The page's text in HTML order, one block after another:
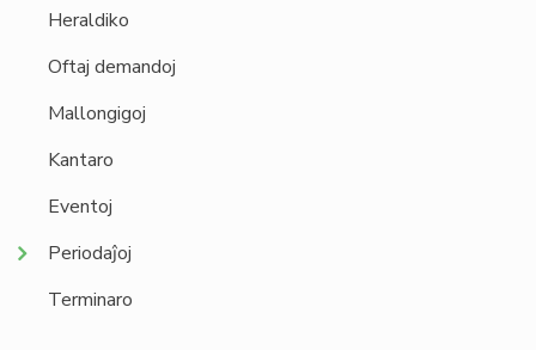
Heraldiko
Oftaj demandoj
Mallongigoj
Kantaro
Eventoj
Periodaĵoj
Terminaro